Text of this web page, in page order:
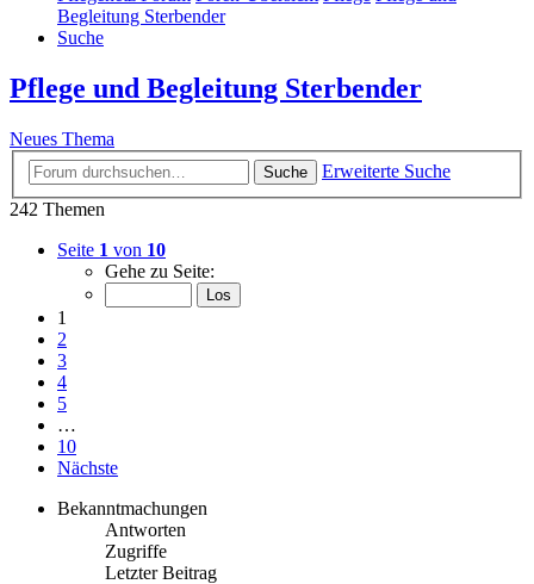
Begleitung Sterbender
Suche
Pflege und Begleitung Sterbender
Neues Thema
Suche
Erweiterte Suche
242 Themen
Seite 1 von 10
Gehe zu Seite:
1
2
3
4
5
…
10
Nächste
Bekanntmachungen
Antworten
Zugriffe
Letzter Beitrag